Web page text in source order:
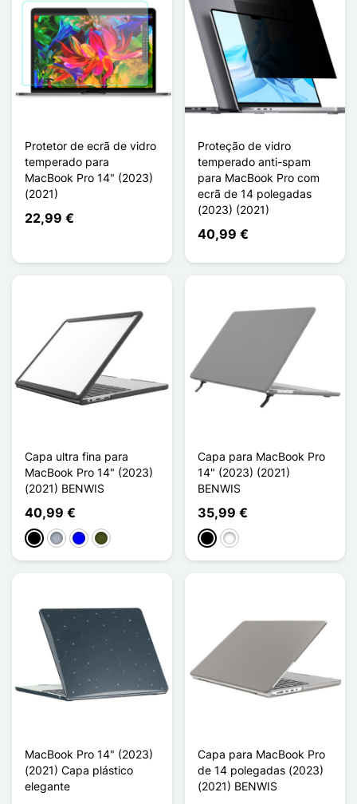
Protetor de ecrã de vidro
temperado para
MacBook Pro 14" (2023)
(2021)
22,99 €
Proteção de vidro
temperado anti-spam
para MacBook Pro com
ecrã de 14 polegadas
(2023) (2021)
40,99 €
Capa ultra fina para
MacBook Pro 14" (2023)
(2021) BENWIS
40,99 €
PretoCinzento
AzulVert Armée
Capa para MacBook Pro
14" (2023) (2021)
BENWIS
35,99 €
Noir Transparent
Blanc Transparent
MacBook Pro 14" (2023)
(2021) Capa plástico
elegante
Capa para MacBook Pro
de 14 polegadas (2023)
(2021) BENWIS